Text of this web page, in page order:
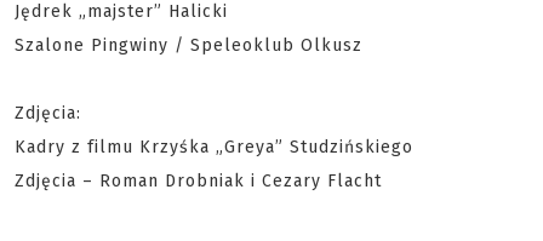
Jędrek „majster” Halicki
Szalone Pingwiny / Speleoklub Olkusz
Zdjęcia:
Kadry z filmu Krzyśka „Greya” Studzińskiego
Zdjęcia – Roman Drobniak i Cezary Flacht